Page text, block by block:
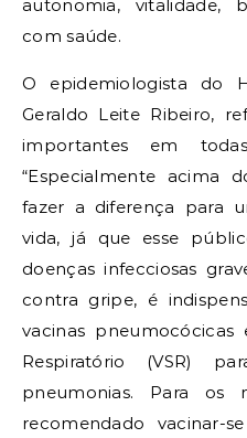
autonomia, vitalidade,
com saúde.
O epidemiologista do
Geraldo Leite Ribeiro,
importantes em
“Especialmente acima
fazer a diferença para
vida, já que esse
doenças infecciosas
contra gripe, é
vacinas
Respiratório (VSR)
pneumonias. Para
recomendado vacinar-